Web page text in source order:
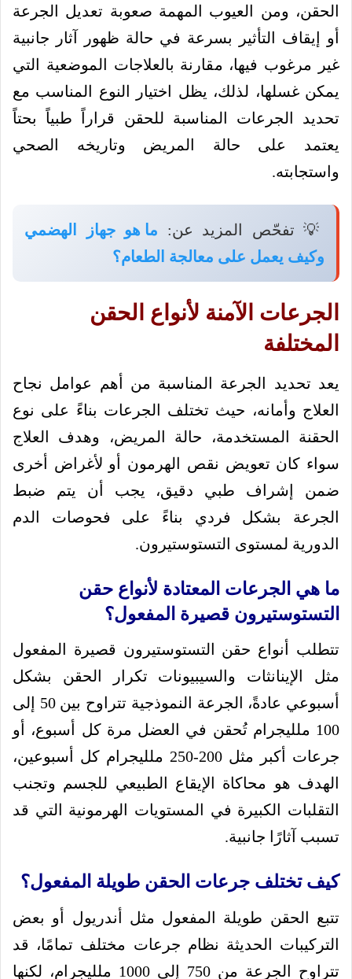
الحقن، ومن العيوب المهمة صعوبة تعديل الجرعة
أو إيقاف التأثير بسرعة في حالة ظهور آثار جانبية
غير مرغوب فيها، مقارنة بالعلاجات الموضعية التي
يمكن غسلها، لذلك، يظل اختيار النوع المناسب مع
تحديد الجرعات المناسبة للحقن قراراً طبياً بحتاً
يعتمد على حالة المريض وتاريخه الصحي
واستجابته.
💡 تفحّص المزيد عن: ما هو جهاز الهضمي
وكيف يعمل على معالجة الطعام؟
الجرعات الآمنة لأنواع الحقن
المختلفة
يعد تحديد الجرعة المناسبة من أهم عوامل نجاح
العلاج وأمانه، حيث تختلف الجرعات بناءً على نوع
الحقنة المستخدمة، حالة المريض، وهدف العلاج
سواء كان تعويض نقص الهرمون أو لأغراض أخرى
ضمن إشراف طبي دقيق، يجب أن يتم ضبط
الجرعة بشكل فردي بناءً على فحوصات الدم
الدورية لمستوى التستوستيرون.
ما هي الجرعات المعتادة لأنواع حقن
التستوستيرون قصيرة المفعول؟
تتطلب أنواع حقن التستوستيرون قصيرة المفعول
مثل الإينانثات والسيبيونات تكرار الحقن بشكل
أسبوعي عادةً، الجرعة النموذجية تتراوح بين 50 إلى
100 ملليجرام تُحقن في العضل مرة كل أسبوع، أو
جرعات أكبر مثل 200-250 ملليجرام كل أسبوعين،
الهدف هو محاكاة الإيقاع الطبيعي للجسم وتجنب
التقلبات الكبيرة في المستويات الهرمونية التي قد
تسبب آثارًا جانبية.
كيف تختلف جرعات الحقن طويلة المفعول؟
تتبع الحقن طويلة المفعول مثل أندريول أو بعض
التركيبات الحديثة نظام جرعات مختلف تمامًا، قد
تتراوح الجرعة من 750 إلى 1000 ملليجرام، لكنها